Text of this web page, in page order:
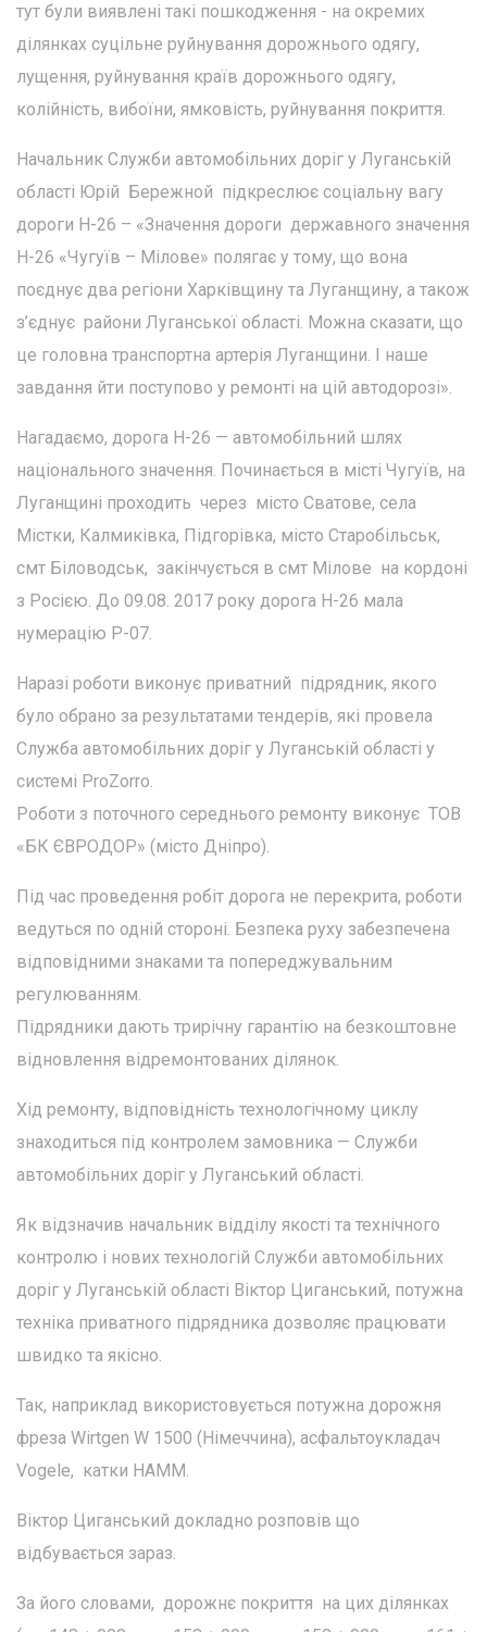
тут були виявлені такі пошкодження - на окремих
ділянках суцільне руйнування дорожнього одягу,
лущення, руйнування країв дорожнього одягу,
колійність, вибоїни, ямковість, руйнування покриття.
Начальник Служби автомобільних доріг у Луганській
області Юрій Бережной підкреслює соціальну вагу
дороги Н-26 – «Значення дороги державного значення
Н-26 «Чугуїв – Мілове» полягає у тому, що вона
поєднує два регіони Харківщину та Луганщину, а також
з’єднує райони Луганської області. Можна сказати, що
це головна транспортна артерія Луганщини. І наше
завдання йти поступово у ремонті на цій автодорозі».
Нагадаємо, дорога Н-26 — автомобільний шлях
національного значення. Починається в місті Чугуїв, на
Луганщині проходить через місто Сватове, села
Містки, Калмиківка, Підгорівка, місто Старобільськ,
смт Біловодськ, закінчується в смт Мілове на кордоні
з Росією. До 09.08. 2017 року дорога Н-26 мала
нумерацію Р-07.
Наразі роботи виконує приватний підрядник, якого
було обрано за результатами тендерів, які провела
Служба автомобільних доріг у Луганській області у
системі ProZorro.
Роботи з поточного середнього ремонту виконує ТОВ
«БК ЄВРОДОР» (місто Дніпро).
Під час проведення робіт дорога не перекрита, роботи
ведуться по одній стороні. Безпека руху забезпечена
відповідними знаками та попереджувальним
регулюванням.
Підрядники дають трирічну гарантію на безкоштовне
відновлення відремонтованих ділянок.
Хід ремонту, відповідність технологічному циклу
знаходиться під контролем замовника — Служби
автомобільних доріг у Луганський області.
Як відзначив начальник відділу якості та технічного
контролю і нових технологій Служби автомобільних
доріг у Луганській області Віктор Циганський, потужна
техніка приватного підрядника дозволяє працювати
швидко та якісно.
Так, наприклад використовується потужна дорожня
фреза Wirtgen W 1500 (Німеччина), асфальтоукладач
Vogele, катки HAMM.
Віктор Циганський докладно розповів що
відбувається зараз.
За його словами, дорожнє покриття на цих ділянках